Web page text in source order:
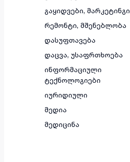
გაყიდვები, მარკეტინგი
რემონტი, მშენებლობა
დასუფთავება
დაცვა, უსაფრთხოება
ინფორმაციული
ტექნოლოგიები
იურიდიული
მედია
მედიცინა